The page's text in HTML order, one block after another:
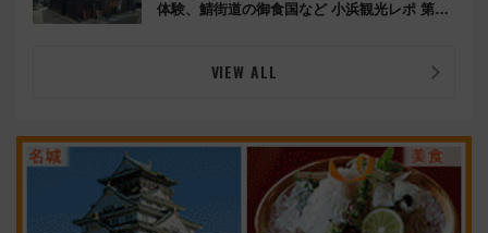
体験、鯖街道の御食国など 小浜観光レポ 第2
VIEW ALL